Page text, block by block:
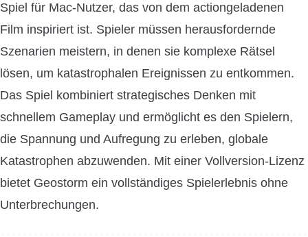
Spiel für Mac-Nutzer, das von dem actiongeladenen
Film inspiriert ist. Spieler müssen herausfordernde
Szenarien meistern, in denen sie komplexe Rätsel
lösen, um katastrophalen Ereignissen zu entkommen.
Das Spiel kombiniert strategisches Denken mit
schnellem Gameplay und ermöglicht es den Spielern,
die Spannung und Aufregung zu erleben, globale
Katastrophen abzuwenden. Mit einer Vollversion-Lizenz
bietet Geostorm ein vollständiges Spielerlebnis ohne
Unterbrechungen.